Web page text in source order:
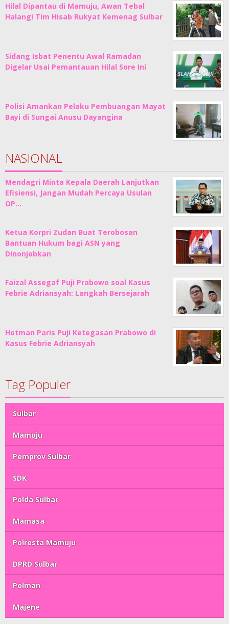
Hilal Dipantau di Mamuju, Awan Tebal
Halangi Tim Hisab Rukyat Kemenag Sulbar
Sidang Isbat Penentu Awal Ramadan
Digelar Usai Pemantauan Hilal Sore Ini
Polisi Amankan Pelaku Pembuangan Mayat
Bayi di Sungai Anusu Dayangina
NASIONAL
Mendagri Minta Kepala Daerah Lanjutkan
Efisiensi, Jangan Mudah Percaya Usulan
OP…
Ketua Korpri Zudan Buat Terobosan
Bantuan Hukum bagi ASN yang
Dinonjobkan
Faizal Assegaf Puji Prabowo soal Kasus
Febrie Adriansyah: Langkah Bersejarah
Hotman Paris Puji Ketegasan Prabowo di
Kasus Febrie Adriansyah
Tag Populer
Sulbar
Mamuju
Pemprov Sulbar
SDK
Polda Sulbar
Mamasa
Polresta Mamuju
DPRD Sulbar
Polman
Majene